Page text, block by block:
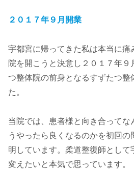
２０１７年９月開業
宇都宮に帰ってきた私は本当に痛
院を開こうと決意し２０１７年９
つ整体院の前身となるすずたつ整
た。
当院では、患者様と向き合って
うやったら良くなるのかを初回の
明しています。柔道整復師として
変えたいと本気で思っています。